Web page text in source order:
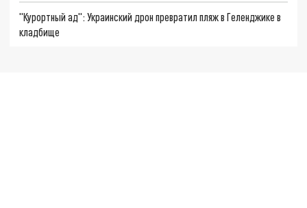
"Курортный ад": Украинский дрон превратил пляж в Геленджике в
кладбище